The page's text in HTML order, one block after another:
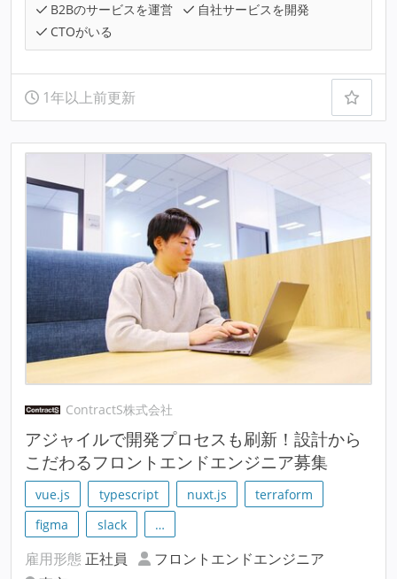
B2Bのサービスを運営
自社サービスを開発
CTOがいる
1年以上前更新
ContractS株式会社
アジャイルで開発プロセスも刷新！設計から
こだわるフロントエンドエンジニア募集
vue.js typescript nuxt.js
terraform
figma
slack …
雇用形態 正社員
フロントエンドエンジニア